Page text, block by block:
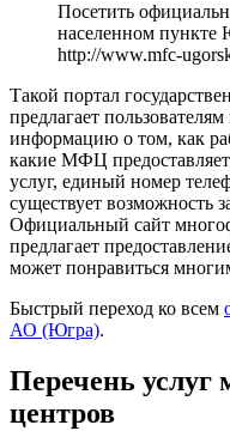
Посетить
населенном
http://www.mfc-
Такой портал
предлагает
информацию о том, как
какие МФЦ предоставляет
услуг, единый номер
существует возможность
Официальный сайт
предлагает
может понравиться
Быстрый переход ко всем
АО (Югра).
Перечень
центров